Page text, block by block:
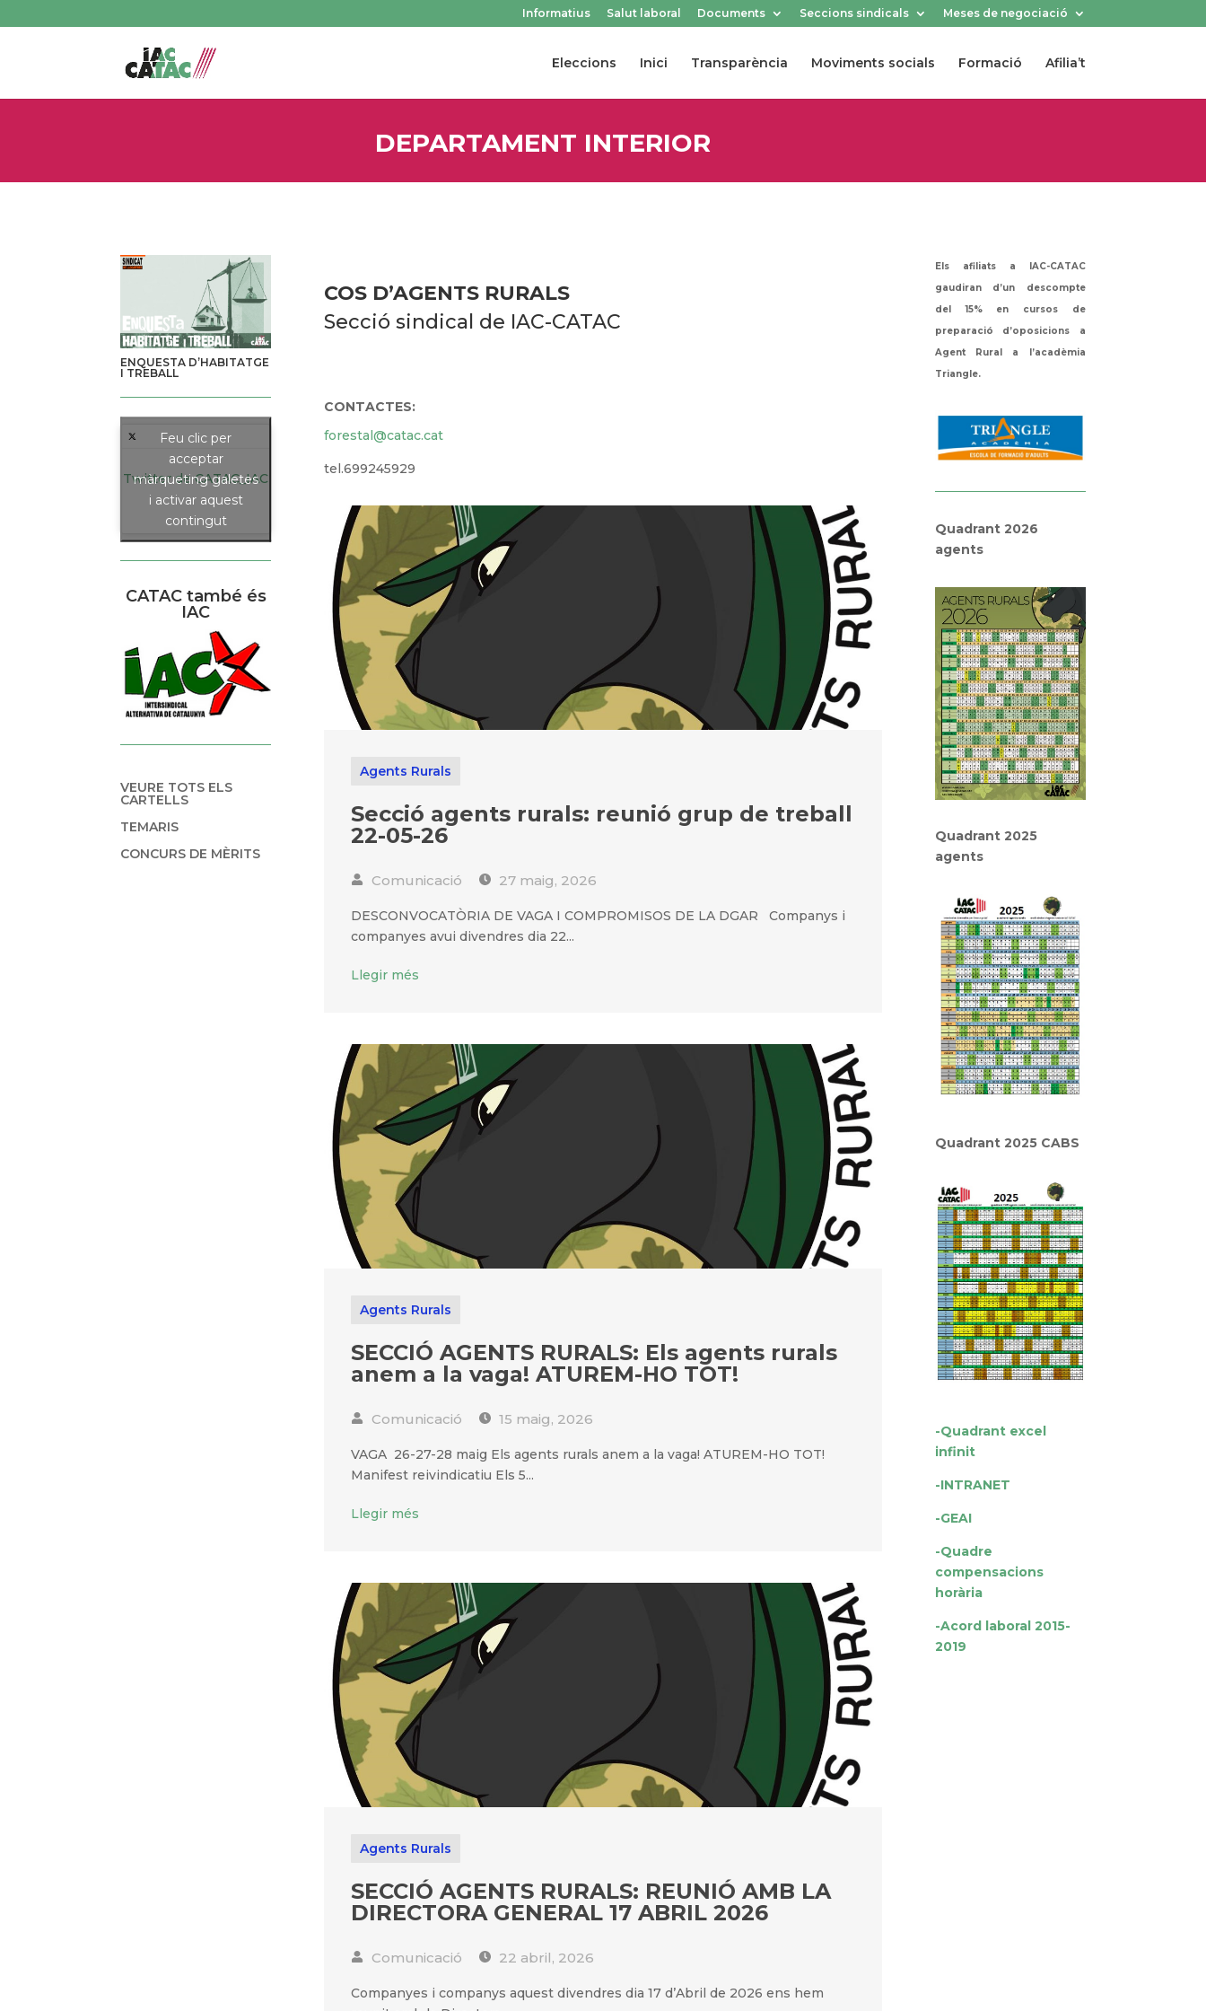
Informatius Salut laboral Documents Seccions sindicals Meses de negociació
Eleccions Inici Transparència Moviments socials Formació Afilia’t
DEPARTAMENT INTERIOR
ENQUESTA D’HABITATGE
I TREBALL
Twitter de CATAC_IAC
Feu clic per
acceptar
màrqueting galetes
i activar aquest
contingut
CATAC també és
IAC
VEURE TOTS ELS
CARTELLS
TEMARIS
CONCURS DE MÈRITS
COS D’AGENTS RURALS
Secció sindical de IAC-CATAC
CONTACTES:
forestal@catac.cat
tel.699245929
Agents Rurals
Secció agents rurals: reunió grup de treball
22-05-26
Comunicació 27 maig, 2026
DESCONVOCATÒRIA DE VAGA I COMPROMISOS DE LA DGAR Companys i
companyes avui divendres dia 22...
Llegir més
Agents Rurals
SECCIÓ AGENTS RURALS: Els agents rurals
anem a la vaga! ATUREM-HO TOT!
Comunicació 15 maig, 2026
VAGA 26-27-28 maig Els agents rurals anem a la vaga! ATUREM-HO TOT!
Manifest reivindicatiu Els 5...
Llegir més
Agents Rurals
SECCIÓ AGENTS RURALS: REUNIÓ AMB LA
DIRECTORA GENERAL 17 ABRIL 2026
Comunicació 22 abril, 2026
Companyes i companys aquest divendres dia 17 d’Abril de 2026 ens hem
Els afiliats a IAC-CATAC
gaudiran d’un descompte
del 15% en cursos de
preparació d’oposicions a
Agent Rural a l’acadèmia
Triangle.
Quadrant 2026
agents
Quadrant 2025
agents
Quadrant 2025 CABS
-Quadrant excel
infinit
-INTRANET
-GEAI
-Quadre
compensacions
horària
-Acord laboral 2015-
2019